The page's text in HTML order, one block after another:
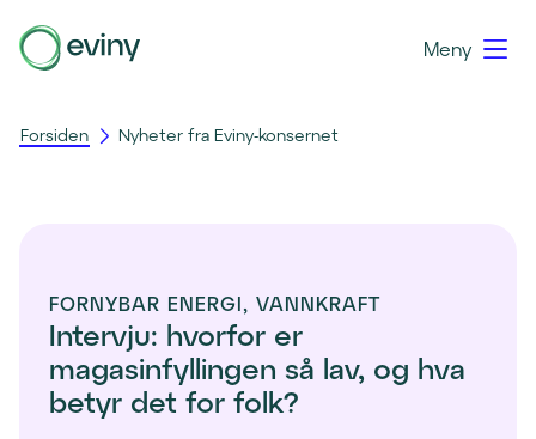
Meny
Forsiden Nyheter fra Eviny-konsernet
FORNYBAR ENERGI, VANNKRAFT
Intervju: hvorfor er
magasinfyllingen så lav, og hva
betyr det for folk?